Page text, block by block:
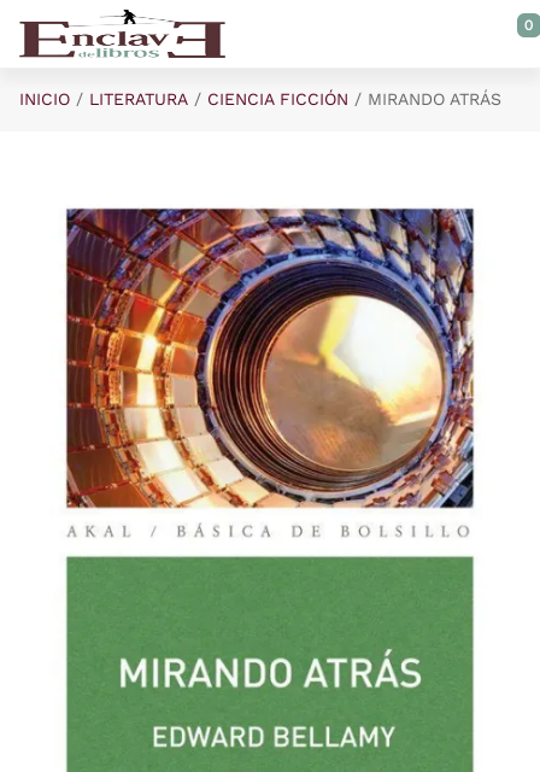
Saltar al contenido principal
0
INICIO LITERATURA CIENCIA FICCIÓN MIRANDO ATRÁS